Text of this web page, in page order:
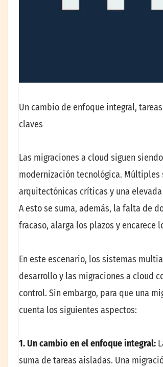
Un cambio de enfoque integral,
claves
Las migraciones a cloud siguen
modernización tecnológica.
arquitectónicas críticas y una
A esto se suma, además, la falta de
fracaso, alarga los plazos y encarece
En este escenario, los sistemas
desarrollo y las migraciones a cloud
control. Sin embargo, para que una
cuenta los siguientes aspectos:
1. Un cambio en el enfoque integral:
suma de tareas aisladas. Una